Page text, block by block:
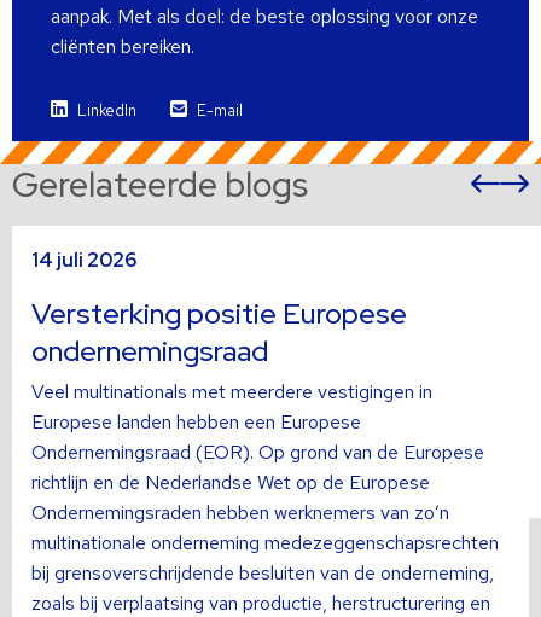
aanpak. Met als doel: de beste oplossing voor onze
cliënten bereiken.
LinkedIn E-mail
Gerelateerde blogs
14 juli 2026
Versterking positie Europese
ondernemingsraad
Veel multinationals met meerdere vestigingen in
Europese landen hebben een Europese
Ondernemingsraad (EOR). Op grond van de Europese
richtlijn en de Nederlandse Wet op de Europese
Ondernemingsraden hebben werknemers van zo’n
multinationale onderneming medezeggenschapsrechten
bij grensoverschrijdende besluiten van de onderneming,
zoals bij verplaatsing van productie, herstructurering en
meer